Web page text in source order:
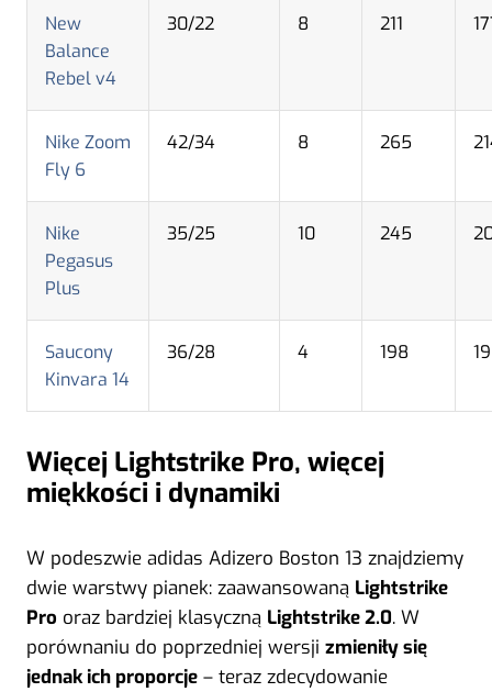
New
Balance
Rebel v4
30/22 8 211
Nike Zoom
Fly 6
42/34 8 265
Nike
Pegasus
Plus
35/25 10 245
Saucony
Kinvara 14
36/28 4 198
Więcej Lightstrike Pro, więcej
miękkości i dynamiki
W podeszwie adidas Adizero Boston 13 znajdziemy
dwie warstwy pianek: zaawansowaną Lightstrike
Pro oraz bardziej klasyczną Lightstrike 2.0. W
porównaniu do poprzedniej wersji zmieniły się
jednak ich proporcje – teraz zdecydowanie